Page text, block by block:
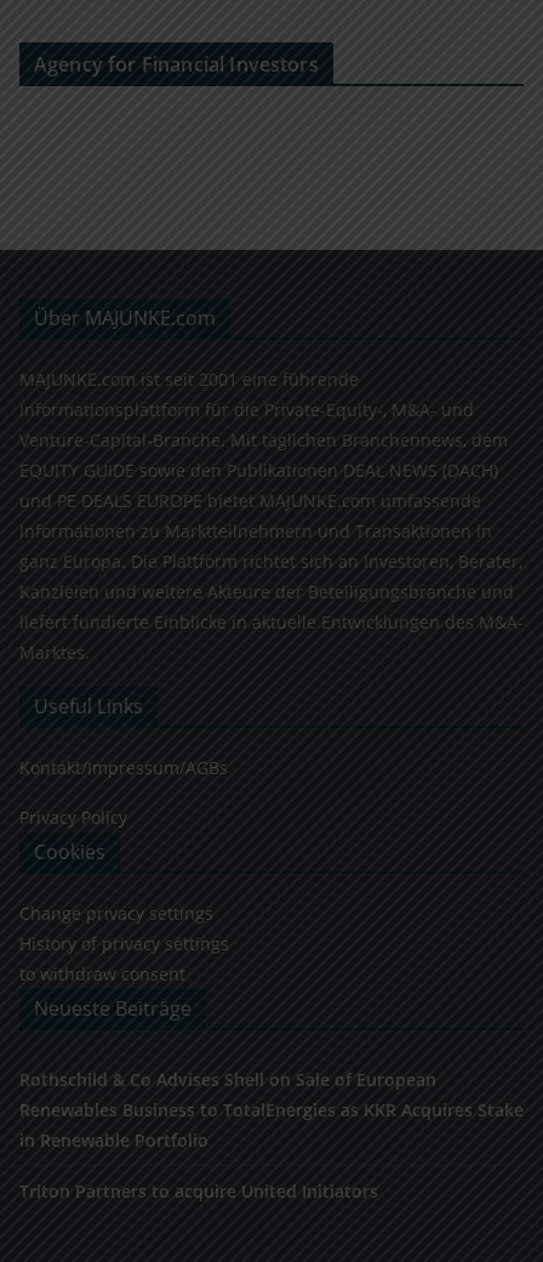
Agency for Financial Investors
Über MAJUNKE.com
MAJUNKE.com ist seit 2001 eine führende
Informationsplattform für die Private-Equity-, M&A- und
Venture-Capital-Branche. Mit täglichen Branchennews, dem
EQUITY GUIDE sowie den Publikationen DEAL NEWS (DACH)
und PE DEALS EUROPE bietet MAJUNKE.com umfassende
Informationen zu Marktteilnehmern und Transaktionen in
ganz Europa. Die Plattform richtet sich an Investoren, Berater,
Kanzleien und weitere Akteure der Beteiligungsbranche und
liefert fundierte Einblicke in aktuelle Entwicklungen des M&A-
Marktes.
Useful Links
Kontakt/Impressum/AGBs
Privacy Policy
Cookies
Change privacy settings
History of privacy settings
to withdraw consent
Neueste Beiträge
Rothschild & Co Advises Shell on Sale of European
Renewables Business to TotalEnergies as KKR Acquires Stake
in Renewable Portfolio
Triton Partners to acquire United Initiators